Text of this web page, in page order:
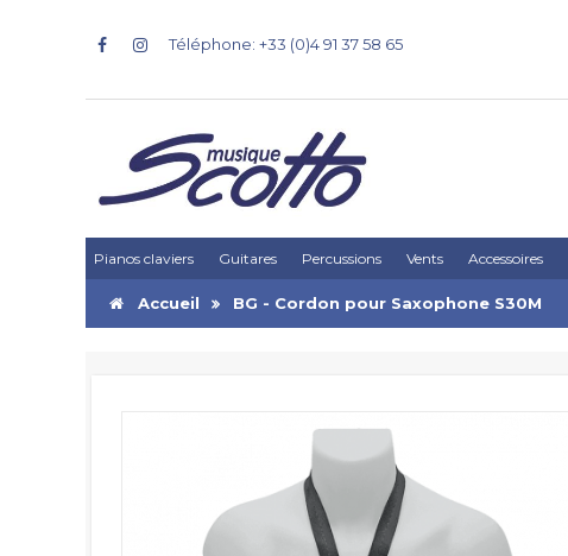
Téléphone: +33 (0)4 91 37 58 65
Pianos claviers Guitares Percussions Vents Accessoires
Accueil BG - Cordon pour Saxophone S30M